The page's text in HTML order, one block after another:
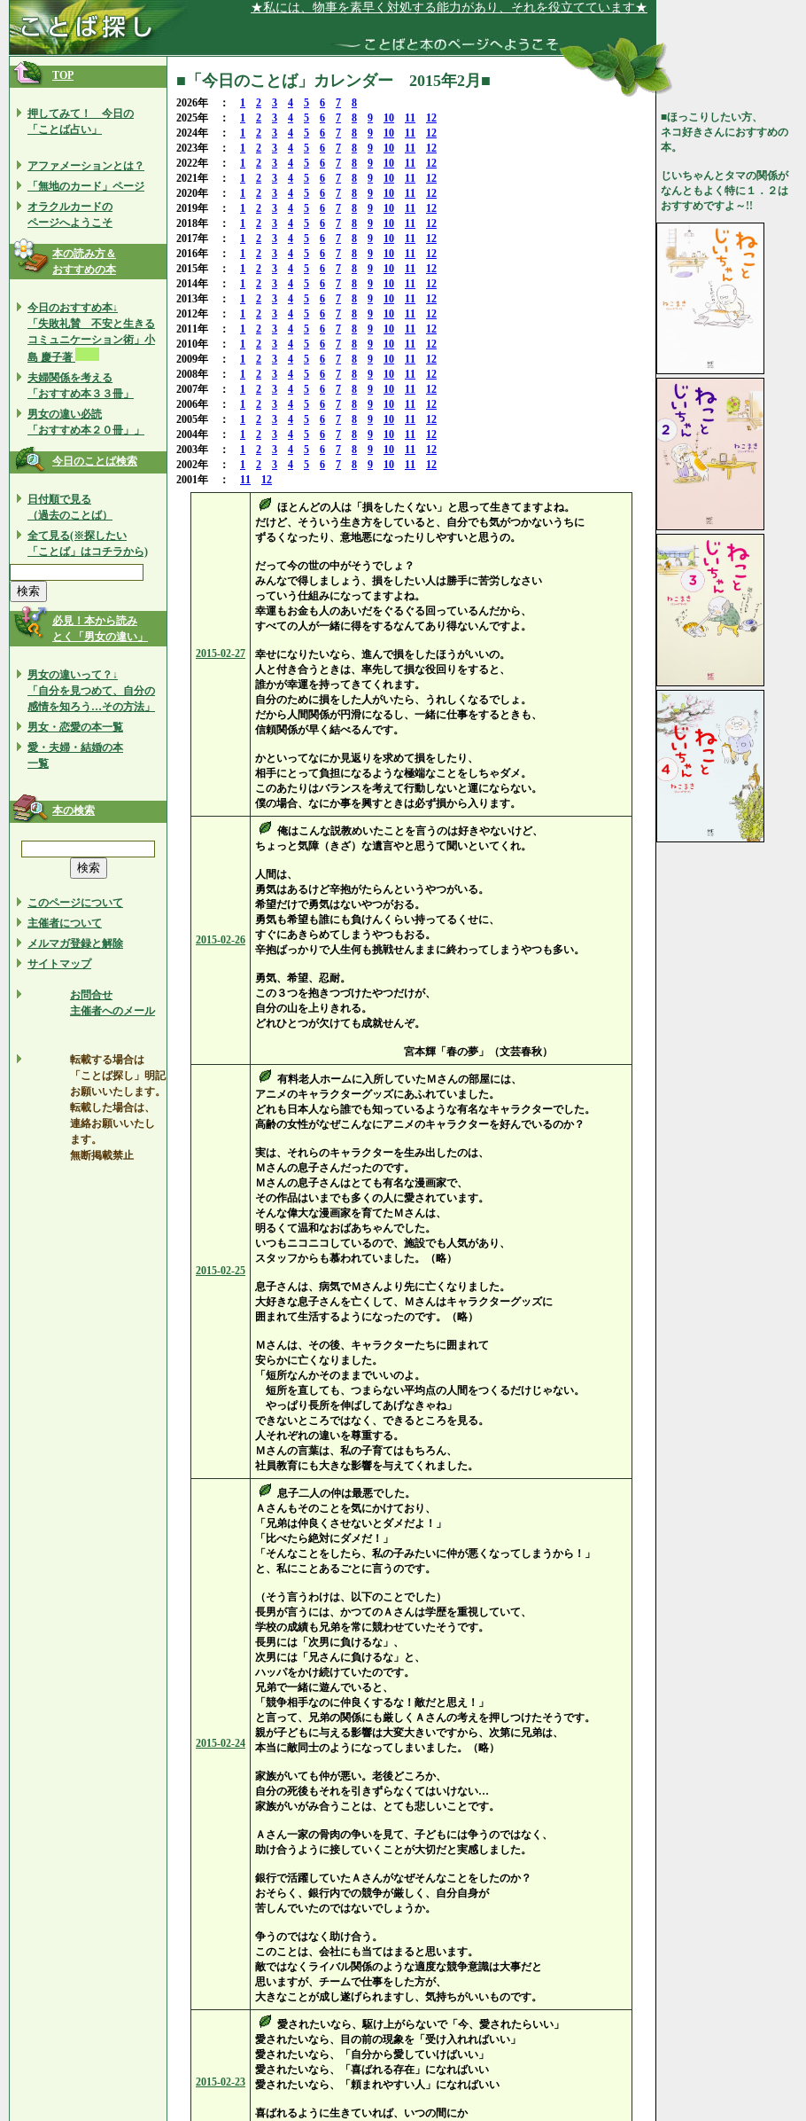
★私には、物事を素早く対処する能力があり、それを役立てています★
TOP
押してみて！ 今日の
「ことば占い」
アファメーションとは？
「無地のカード」ページ
オラクルカードの
ページへようこそ
本の読み方＆
おすすめの本
今日のおすすめ本↓
「失敗礼賛 不安と生きる
コミュニケーション術」小
島 慶子著
夫婦関係を考える
「おすすめ本３３冊」
男女の違い必読
「おすすめ本２０冊」」
今日のことば検索
日付順で見る
（過去のことば）
全て見る(※探したい
「ことば」はコチラから)
必見！本から読み
とく「男女の違い」
男女の違いって？↓
「自分を見つめて、自分の
感情を知ろう…その方法」
男女・恋愛の本一覧
愛・夫婦・結婚の本
一覧
本の検索
このページについて
主催者について
メルマガ登録と解除
サイトマップ
お問合せ
主催者へのメール
転載する場合は
「ことば探し」明記
お願いいたします。
転載した場合は、
連絡お願いいたし
ます。
無断掲載禁止
■「今日のことば」カレンダー 2015年2月■
2026年 ： 1 2 3 4 5 6 7
8
2025年 ： 1 2 3 4 5 6 7 8 9 10 11
12
2024年 ： 1 2 3 4 5 6 7 8 9 10 11
12
2023年 ： 1 2 3 4 5 6 7 8 9 10 11
12
2022年 ： 1 2 3 4 5 6 7 8 9 10 11
12
2021年 ： 1 2 3 4 5 6 7 8 9 10 11
12
2020年 ： 1 2 3 4 5 6 7 8 9 10 11
12
2019年 ： 1 2 3 4 5 6 7 8 9 10 11
12
2018年 ： 1 2 3 4 5 6 7 8 9 10 11
12
2017年 ： 1 2 3 4 5 6 7 8 9 10 11
12
2016年 ： 1 2 3 4 5 6 7 8 9 10 11
12
2015年 ： 1 2 3 4 5 6 7 8 9 10 11
12
2014年 ： 1 2 3 4 5 6 7 8 9 10 11
12
2013年 ： 1 2 3 4 5 6 7 8 9 10 11
12
2012年 ： 1 2 3 4 5 6 7 8 9 10 11
12
2011年 ： 1 2 3 4 5 6 7 8 9 10 11
12
2010年 ： 1 2 3 4 5 6 7 8 9 10 11
12
2009年 ： 1 2 3 4 5 6 7 8 9 10 11
12
2008年 ： 1 2 3 4 5 6 7 8 9 10 11
12
2007年 ： 1 2 3 4 5 6 7 8 9 10 11
12
2006年 ： 1 2 3 4 5 6 7 8 9 10 11
12
2005年 ： 1 2 3 4 5 6 7 8 9 10 11
12
2004年 ： 1 2 3 4 5 6 7 8 9 10 11
12
2003年 ： 1 2 3 4 5 6 7 8 9 10 11
12
2002年 ： 1 2 3 4 5 6 7 8 9 10 11
12
2001年 ： 11 12
2015-02-27
ほとんどの人は「損をしたくない」と思って生きてますよね。
だけど、そういう生き方をしていると、自分でも気がつかないうちに
ずるくなったり、意地悪になったりしやすいと思うの。
だって今の世の中がそうでしょ？
みんなで得しましょう、損をしたい人は勝手に苦労しなさい
っていう仕組みになってますよね。
幸運もお金も人のあいだをぐるぐる回っているんだから、
すべての人が一緒に得をするなんてあり得ないんですよ。
幸せになりたいなら、進んで損をしたほうがいいの。
人と付き合うときは、率先して損な役回りをすると、
誰かが幸運を持ってきてくれます。
自分のために損をした人がいたら、うれしくなるでしょ。
だから人間関係が円滑になるし、一緒に仕事をするときも、
信頼関係が早く結べるんです。
かといってなにか見返りを求めて損をしたり、
相手にとって負担になるような極端なことをしちゃダメ。
このあたりはバランスを考えて行動しないと運にならない。
僕の場合、なにか事を興すときは必ず損から入ります。
2015-02-26
俺はこんな説教めいたことを言うのは好きやないけど、
ちょっと気障（きざ）な遺言やと思うて聞いといてくれ。
人間は、
勇気はあるけど辛抱がたらんというやつがいる。
希望だけで勇気はないやつがおる。
勇気も希望も誰にも負けんくらい持ってるくせに、
すぐにあきらめてしまうやつもおる。
辛抱ばっかりで人生何も挑戦せんままに終わってしまうやつも多い。
勇気、希望、忍耐。
この３つを抱きつづけたやつだけが、
自分の山を上りきれる。
どれひとつが欠けても成就せんぞ。
宮本輝「春の夢」（文芸春秋）
2015-02-25
有料老人ホームに入所していたＭさんの部屋には、
アニメのキャラクターグッズにあふれていました。
どれも日本人なら誰でも知っているような有名なキャラクターでした。
高齢の女性がなぜこんなにアニメのキャラクターを好んでいるのか？
実は、それらのキャラクターを生み出したのは、
Ｍさんの息子さんだったのです。
Ｍさんの息子さんはとても有名な漫画家で、
その作品はいまでも多くの人に愛されています。
そんな偉大な漫画家を育てたＭさんは、
明るくて温和なおばあちゃんでした。
いつもニコニコしているので、施設でも人気があり、
スタッフからも慕われていました。（略）
息子さんは、病気でＭさんより先に亡くなりました。
大好きな息子さんを亡くして、Ｍさんはキャラクターグッズに
囲まれて生活するようになったのです。（略）
Ｍさんは、その後、キャラクターたちに囲まれて
安らかに亡くなりました。
「短所なんかそのままでいいのよ。
短所を直しても、つまらない平均点の人間をつくるだけじゃない。
やっぱり長所を伸ばしてあげなきゃね」
できないところではなく、できるところを見る。
人それぞれの違いを尊重する。
Ｍさんの言葉は、私の子育てはもちろん、
社員教育にも大きな影響を与えてくれました。
2015-02-24
息子二人の仲は最悪でした。
Ａさんもそのことを気にかけており、
「兄弟は仲良くさせないとダメだよ！」
「比べたら絶対にダメだ！」
「そんなことをしたら、私の子みたいに仲が悪くなってしまうから！」
と、私にことあるごとに言うのです。
（そう言うわけは、以下のことでした）
長男が言うには、かつてのＡさんは学歴を重視していて、
学校の成績も兄弟を常に競わせていたそうです。
長男には「次男に負けるな」、
次男には「兄さんに負けるな」と、
ハッパをかけ続けていたのです。
兄弟で一緒に遊んでいると、
「競争相手なのに仲良くするな！敵だと思え！」
と言って、兄弟の関係にも厳しくＡさんの考えを押しつけたそうです。
親が子どもに与える影響は大変大きいですから、次第に兄弟は、
本当に敵同士のようになってしまいました。（略）
家族がいても仲が悪い。老後どころか、
自分の死後もそれを引きずらなくてはいけない…
家族がいがみ合うことは、とても悲しいことです。
Ａさん一家の骨肉の争いを見て、子どもには争うのではなく、
助け合うように接していくことが大切だと実感しました。
銀行で活躍していたＡさんがなぜそんなことをしたのか？
おそらく、銀行内での競争が厳しく、自分自身が
苦しんでいたのではないでしょうか。
争うのではなく助け合う。
このことは、会社にも当てはまると思います。
敵ではなくライバル関係のような適度な競争意識は大事だと
思いますが、チームで仕事をした方が、
大きなことが成し遂げられますし、気持ちがいいものです。
2015-02-23
愛されたいなら、駆け上がらないで「今、愛されたらいい」
愛されたいなら、目の前の現象を「受け入れればいい」
愛されたいなら、「自分から愛していけばいい」
愛されたいなら、「喜ばれる存在」になればいい
愛されたいなら、「頼まれやすい人」になればいい
喜ばれるように生きていれば、いつの間にか
■ほっこりしたい方、
ネコ好きさんにおすすめの
本。
じいちゃんとタマの関係が
なんともよく特に１．２は
おすすめですよ～!!